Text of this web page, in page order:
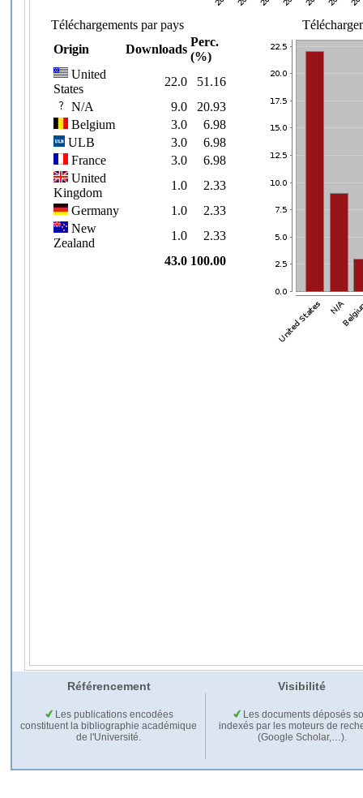
Référencement Visibilité
Les publications encodées
constituent la bibliographie académique
de l'Université.
Les documents déposés
indexés par les moteurs de
(Google Scholar,…).